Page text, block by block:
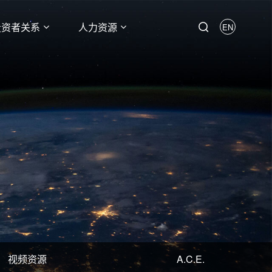
者关系 人力资源 EN
视频资源 A.C.E.